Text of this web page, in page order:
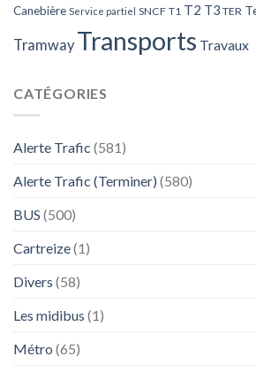
Canebière Service partiel SNCF T1 T2 T3 TER
Tramway Transports Travaux
CATÉGORIES
Alerte Trafic (581)
Alerte Trafic (Terminer) (580)
BUS (500)
Cartreize(1)
Divers (58)
Les midibus (1)
Métro (65)